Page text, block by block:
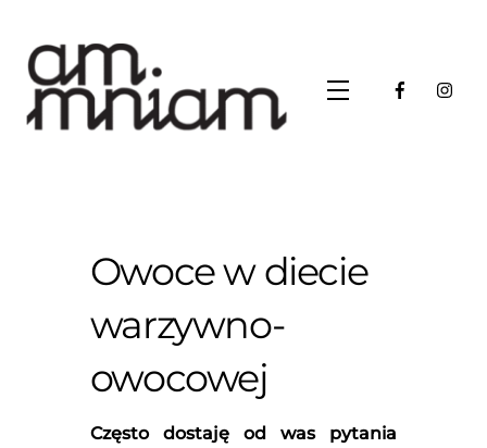
content
Menu
Owoce w diecie
warzywno-
owocowej
Często dostaję od was pytania